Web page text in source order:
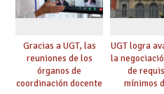
Gracias a UGT, las
reuniones de los
órganos de
coordinación docente
UGT logra
la
de
mínimos